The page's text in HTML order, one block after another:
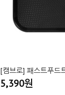
[캠브로] 패스트푸드
5,390원